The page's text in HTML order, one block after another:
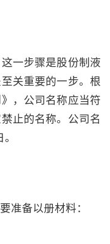
一步骤是股份制液
关重要的一步。根
，公司名称应当符
止的名称。公司名
准备以册材料：